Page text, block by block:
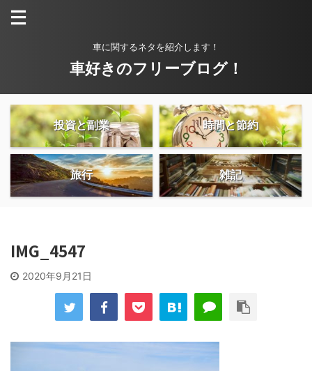
車に関するネタを紹介します！
車好きのフリーブログ！
投資と副業 時間と節約
旅行 雑記
IMG_4547
2020年9月21日